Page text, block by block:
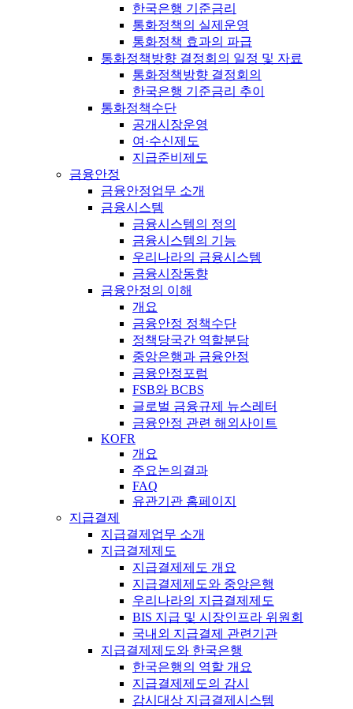
한국은행 기준금리
통화정책의 실제운영
통화정책 효과의 파급
통화정책방향 결정회의 일정 및 자료
통화정책방향 결정회의
한국은행 기준금리 추이
통화정책수단
공개시장운영
여·수신제도
지급준비제도
금융안정
금융안정업무 소개
금융시스템
금융시스템의 정의
금융시스템의 기능
우리나라의 금융시스템
금융시장동향
금융안정의 이해
개요
금융안정 정책수단
정책당국간 역할분담
중앙은행과 금융안정
금융안정포럼
FSB와 BCBS
글로벌 금융규제 뉴스레터
금융안정 관련 해외사이트
KOFR
개요
주요논의결과
FAQ
유관기관 홈페이지
지급결제
지급결제업무 소개
지급결제제도
지급결제제도 개요
지급결제제도와 중앙은행
우리나라의 지급결제제도
BIS 지급 및 시장인프라 위원회
국내외 지급결제 관련기관
지급결제제도와 한국은행
한국은행의 역할 개요
지급결제제도의 감시
감시대상 지급결제시스템